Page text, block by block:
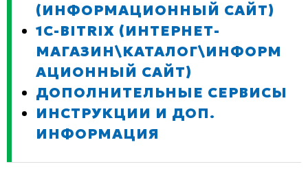
(ИНФОРМАЦИОННЫЙ САЙТ)
1C-BITRIX (ИНТЕРНЕТ-
МАГАЗИН\КАТАЛОГ\ИНФОРМ
АЦИОННЫЙ САЙТ)
ДОПОЛНИТЕЛЬНЫЕ СЕРВИСЫ
ИНСТРУКЦИИ И ДОП.
ИНФОРМАЦИЯ